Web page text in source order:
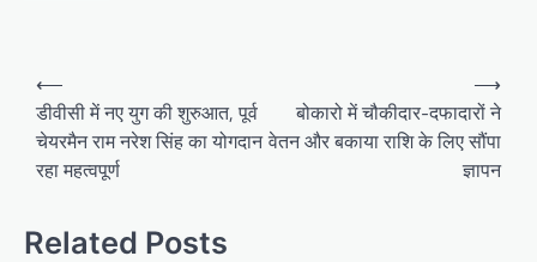
Post
navigation
⟵
डीवीसी में नए युग की शुरुआत, पूर्व
चेयरमैन राम नरेश सिंह का योगदान
रहा महत्वपूर्ण
बोकारो में चौकीदार-दफादारों ने
वेतन और बकाया राशि के लिए सौंपा
ज्ञापन
⟶
Related Posts